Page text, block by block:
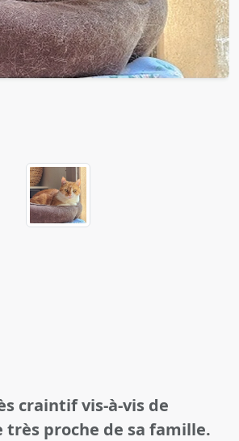
craintif vis-à-vis de
très proche de sa famille.